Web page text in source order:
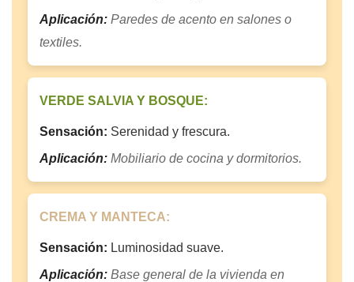
Aplicación: Paredes de acento en salones o
textiles.
VERDE SALVIA Y BOSQUE:
Sensación: Serenidad y frescura.
Aplicación: Mobiliario de cocina y dormitorios.
CREMA Y MANTECA:
Sensación: Luminosidad suave.
Aplicación: Base general de la vivienda en